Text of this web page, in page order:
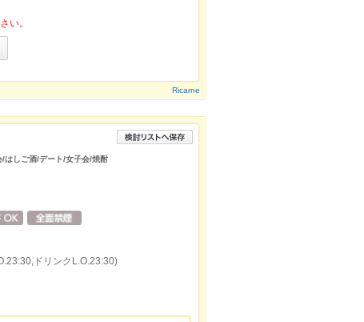
い。
Ricarne
はしご酒/デート/女子会/焼酎
ドリンクL.O.23:30)